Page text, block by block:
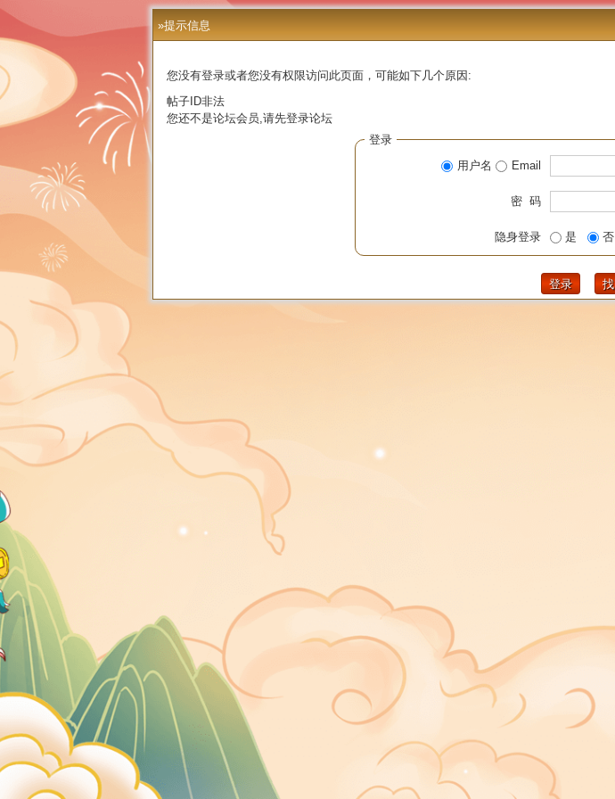
»提示信息
您没有登录或者您没有权限访问此页面，可能如下几个原因:
帖子ID非法
您还不是论坛会员,请先登录论坛
登录
用户名
Email
密 码
隐身登录 是 否